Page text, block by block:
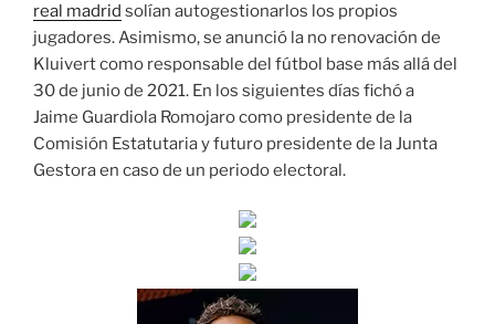
real madrid solían autogestionarlos los propios
jugadores. Asimismo, se anunció la no renovación de
Kluivert como responsable del fútbol base más allá del
30 de junio de 2021. En los siguientes días fichó a
Jaime Guardiola Romojaro como presidente de la
Comisión Estatutaria y futuro presidente de la Junta
Gestora en caso de un periodo electoral.